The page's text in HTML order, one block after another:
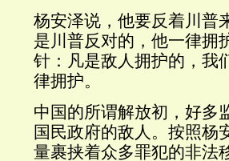
杨安泽说，他要反着川普
是川普反对的，他一律拥
针：凡是敌人拥护的，我
律拥护。
中国的所谓解放初，好多
国民政府的敌人。按照杨
量裹挟着众多罪犯的非法